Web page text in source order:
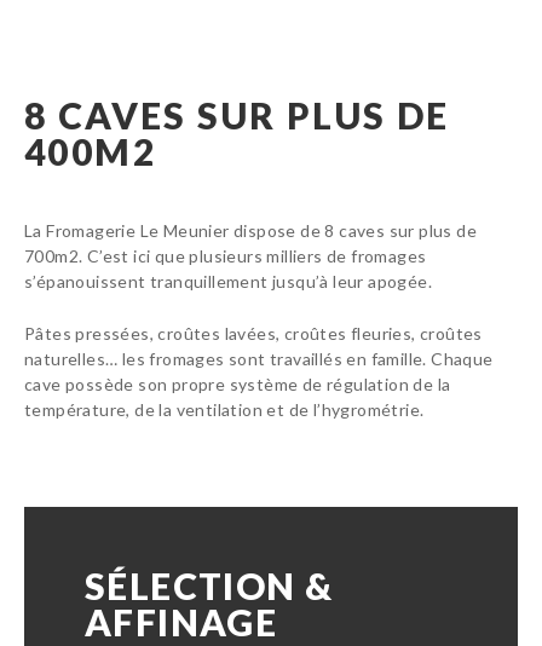
8 CAVES SUR PLUS DE
400M2
La Fromagerie Le Meunier dispose de 8 caves sur plus de
700m2. C’est ici que plusieurs milliers de fromages
s’épanouissent tranquillement jusqu’à leur apogée.
Pâtes pressées, croûtes lavées, croûtes fleuries, croûtes
naturelles… les fromages sont travaillés en famille. Chaque
cave possède son propre système de régulation de la
température, de la ventilation et de l’hygrométrie.
SÉLECTION &
AFFINAGE